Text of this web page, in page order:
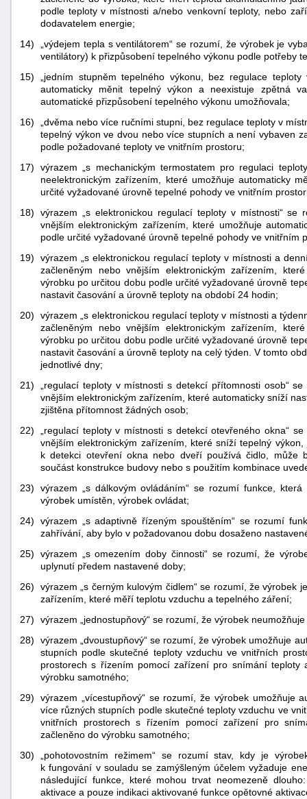
podle teploty v místnosti a/nebo venkovní teploty, nebo
dodavatelem energie;
14)
„výdejem tepla s ventilátorem“ se rozumí, že výrobek je
ventilátory) k přizpůsobení tepelného výkonu podle potřeby
15)
„jedním stupněm tepelného výkonu, bez regulace
automaticky měnit tepelný výkon a neexistuje zpětná
automatické přizpůsobení tepelného výkonu umožňovala;
16)
„dvěma nebo více ručními stupni, bez regulace teploty v
tepelný výkon ve dvou nebo více stupních a není vybaven
podle požadované teploty ve vnitřním prostoru;
17)
výrazem „s mechanickým termostatem pro regulaci
neelektronickým zařízením, které umožňuje automaticky
určité vyžadované úrovně tepelné pohody ve vnitřním
18)
výrazem „s elektronickou regulací teploty v místnosti“
vnějším elektronickým zařízením, které umožňuje
podle určité vyžadované úrovně tepelné pohody ve vnitřním
19)
výrazem „s elektronickou regulací teploty v místnosti a
začleněným nebo vnějším elektronickým zařízením,
výrobku po určitou dobu podle určité vyžadované úrovně
nastavit časování a úrovně teploty na období 24 hodin;
20)
výrazem „s elektronickou regulací teploty v místnosti a
začleněným nebo vnějším elektronickým zařízením,
výrobku po určitou dobu podle určité vyžadované úrovně
nastavit časování a úrovně teploty na celý týden. V tomto
jednotlivé dny;
21)
„regulací teploty v místnosti s detekcí přítomnosti osob“
vnějším elektronickým zařízením, které automaticky sníží
zjištěna přítomnost žádných osob;
22)
„regulací teploty v místnosti s detekcí otevřeného okna“
vnějším elektronickým zařízením, které sníží tepelný
k detekci otevření okna nebo dveří používá čidlo, může
součást konstrukce budovy nebo s použitím kombinace
23)
výrazem „s dálkovým ovládáním“ se rozumí funkce,
výrobek umístěn, výrobek ovládat;
24)
výrazem „s adaptivně řízeným spouštěním“ se rozumí
zahřívání, aby bylo v požadovanou dobu dosaženo
25)
výrazem „s omezením doby činnosti“ se rozumí, že
uplynutí předem nastavené doby;
26)
výrazem „s černým kulovým čidlem“ se rozumí, že výrobek
zařízením, které měří teplotu vzduchu a tepelného záření;
27)
výrazem „jednostupňový“ se rozumí, že výrobek
28)
výrazem „dvoustupňový“ se rozumí, že výrobek umožňuje
stupních podle skutečné teploty vzduchu ve vnitřních
prostorech s řízením pomocí zařízení pro snímání
výrobku samotného;
29)
výrazem „vícestupňový“ se rozumí, že výrobek umožňuje
více různých stupních podle skutečné teploty vzduchu ve
vnitřních prostorech s řízením pomocí zařízení pro
začleněno do výrobku samotného;
30)
„pohotovostním režimem“ se rozumí stav, kdy je
k fungování v souladu se zamýšleným účelem vyžaduje
následující funkce, které mohou trvat neomezeně
aktivace a pouze indikaci aktivované funkce opětovné